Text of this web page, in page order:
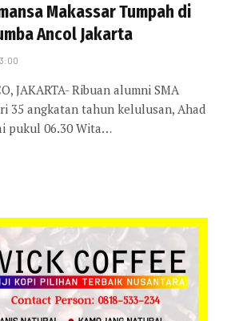
Makassar Tumpah di
Ancol Jakarta
JAKARTA- Ribuan alumni SMA
35 angkatan tahun kelulusan, Ahad
pukul 06.30 Wita…